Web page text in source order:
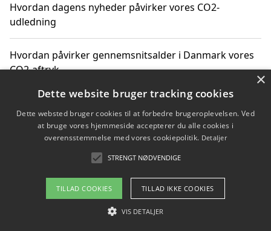
Hvordan dagens nyheder påvirker vores CO2-
udledning
Hvordan påvirker gennemsnitsalder i Danmark vores
CO2-aftryk
Hvordan nyheder om CO2-udledning påvirker vores
hverdag
Om / kontakt
Blog Betingelser
×
Dette website bruger tracking cookies
Dette websted bruger cookies til at forbedre brugeroplevelsen. Ved
at bruge vores hjemmeside accepterer du alle cookies i
overensstemmelse med vores cookiepolitik. Detaljer
STRENGT NØDVENDIGE
TILLAD COOKIES TILLAD IKKE COOKIES
VIS DETALJER